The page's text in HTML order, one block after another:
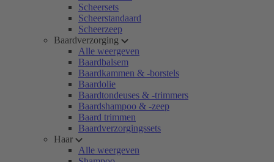
Scheersets
Scheerstandaard
Scheerzeep
Baardverzorging
Alle weergeven
Baardbalsem
Baardkammen & -borstels
Baardolie
Baardtondeuses & -trimmers
Baardshampoo & -zeep
Baard trimmen
Baardverzorgingssets
Haar
Alle weergeven